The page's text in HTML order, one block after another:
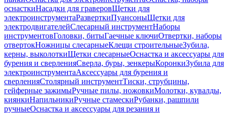
оснасткиНасадки для граверовЩетки для
электроинструментаРазверткиПуансоныЩетки для
электродвигателейСлесарный инструментНаборы
инструментовГоловки, битыГаечные ключиОтвертки, наборы
отвертокНожницы слесарныеКлещи строительныеЗубила,
керны, выколоткиЩетки слесарныеОснастка и аксессуары для
бурения и сверленияСверла, буры, зенкерыКоронкиЗубила для
электроинструментаАксессуары для бурения и
сверленияСтолярный инструментТиски, струбцины,
гейферные зажимыРучные пилы, ножовкиМолотки, кувалды,
киянкиНапильникиРучные стамескиРубанки, рашпили
ручныеОснастка и аксессуары для резания и